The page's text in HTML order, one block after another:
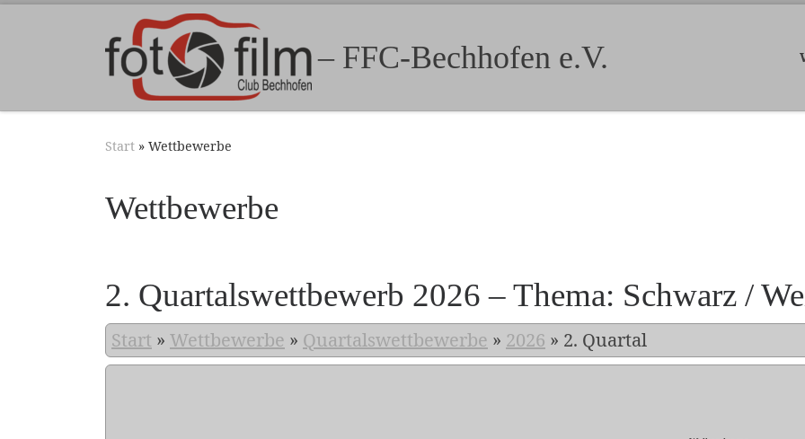
Zum Inhalt springen
– FFC-Bechhofen e.V.
Start » Wettbewerbe
Wettbewerbe
2. Quartalswettbewerb 2026 – Thema: Schwarz /
Start » Wettbewerbe » Quartalswettbewerbe » 2026 » 2. Quartal